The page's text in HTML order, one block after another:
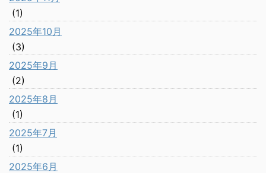
(1)
2025年10月
(3)
2025年9月
(2)
2025年8月
(1)
2025年7月
(1)
2025年6月